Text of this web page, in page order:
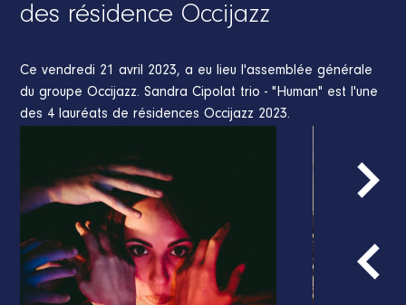
des résidence Occijazz
Ce vendredi 21 avril 2023, a eu lieu l'assemblée générale
du groupe Occijazz. Sandra Cipolat trio - "Human" est l'une
des 4 lauréats de résidences Occijazz 2023.